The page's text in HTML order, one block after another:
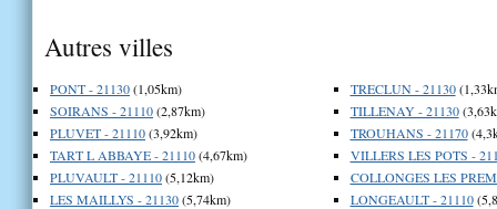
Autres villes
PONT - 21130(1,05km)
SOIRANS - 21110(2,87km)
PLUVET - 21110(3,92km)
TART L ABBAYE - 21110(4,67km)
PLUVAULT - 21110(5,12km)
LES MAILLYS - 21130(5,74km)
TRECLUN - 21130
TILLENAY - 21130
TROUHANS - 21170
VILLERS LES POTS -
COLLONGES LES
LONGEAULT - 21110